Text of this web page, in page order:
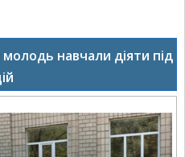
молодь навчали діяти під